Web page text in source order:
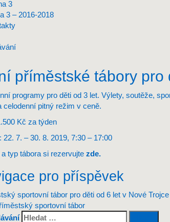
3
3 – 2016-2018
příměstské tábory
programy pro děti od 3 let. Výlety, soutěže,
celodenní pitný režim v ceně.
Kč za týden
22. 7. – 30. 8. 2019, 7:30 – 17:00
typ tábora si rezervujte zde.
pro příspěvek
sportovní tábor pro děti od 6 let v Nové Trojce
sportovní tábor